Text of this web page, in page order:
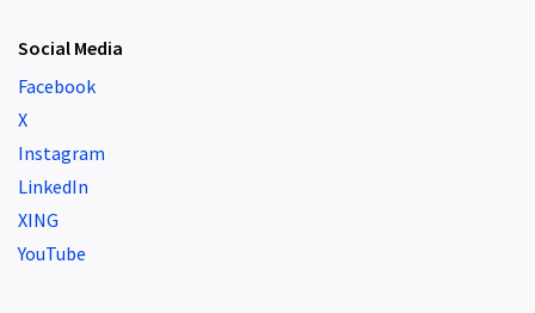
Social Media
Facebook
X
Instagram
LinkedIn
XING
YouTube